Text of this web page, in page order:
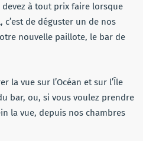
à tout prix faire lorsque
de déguster un de nos
nouvelle paillote, le bar de
la vue sur l’Océan et sur l’Île
bar, ou, si vous voulez prendre
la vue, depuis nos chambres